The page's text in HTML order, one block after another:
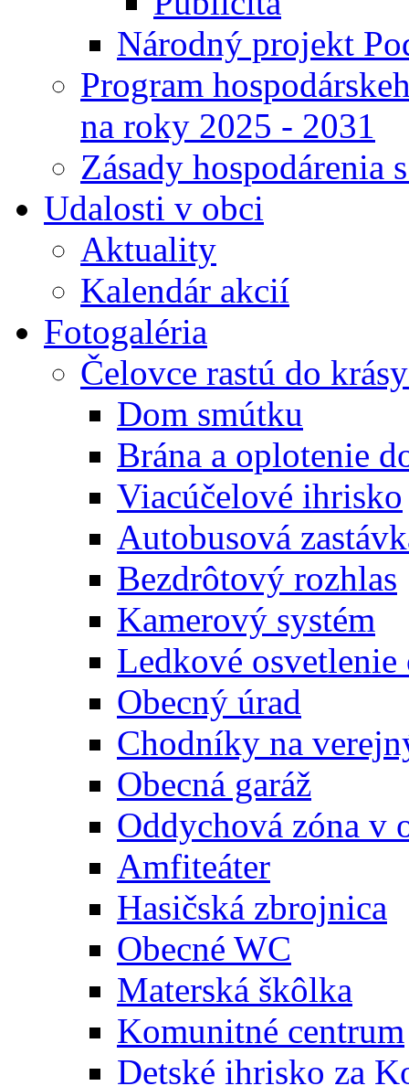
Národný projekt
Program
na roky 2025 - 2031
Zásady hospodárenia
Udalosti v obci
Aktuality
Kalendár akcií
Fotogaléria
Čelovce rastú do
Dom smútku
Brána a oplotenie
Viacúčelové ihrisko
Autobusová
Bezdrôtový rozhlas
Kamerový systém
Ledkové osvetlenie
Obecný úrad
Chodníky na
Obecná garáž
Oddychová zóna v
Amfiteáter
Hasičská zbrojnica
Obecné WC
Materská škôlka
Komunitné centrum
Detské ihrisko za